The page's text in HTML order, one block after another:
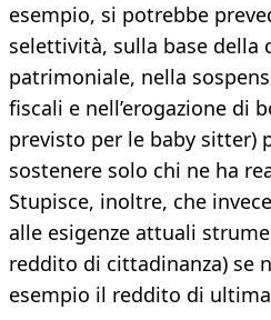
esempio, si potrebbe
selettività, sulla base della
patrimoniale, nella
fiscali e nell’erogazione di
previsto per le baby sitter)
sostenere solo chi ne ha
Stupisce, inoltre, che
alle esigenze attuali
reddito di cittadinanza) se
esempio il reddito di